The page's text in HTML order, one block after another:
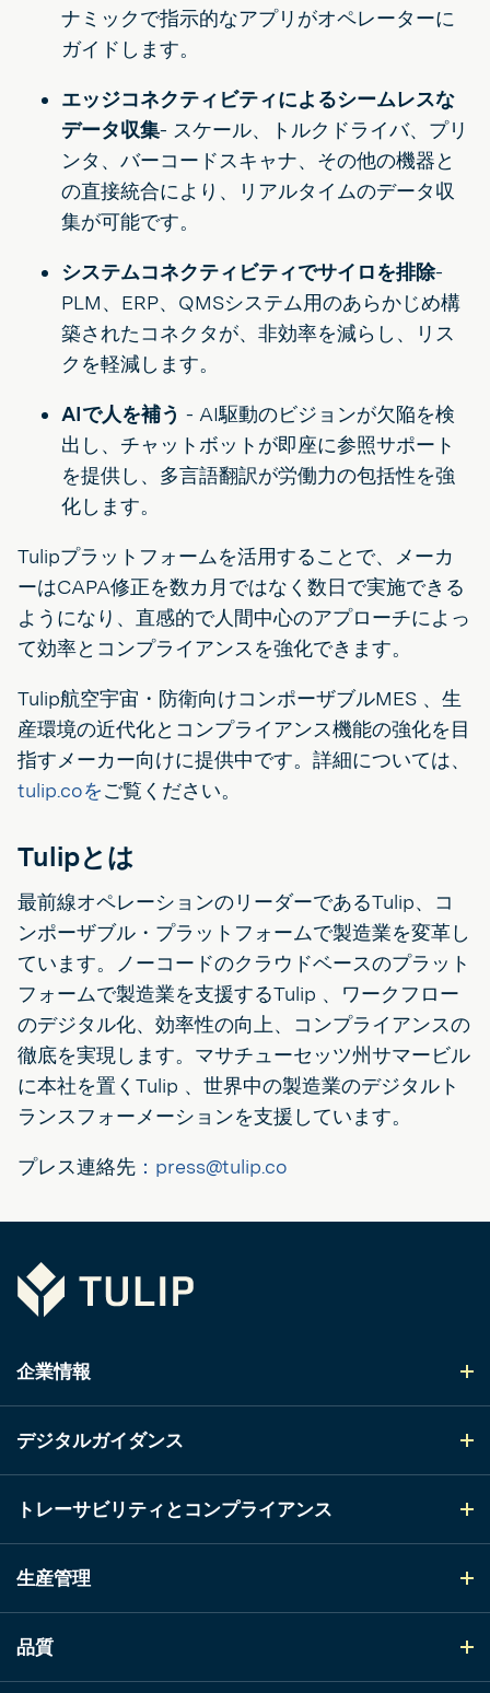
ナミックで指示的なアプリがオペレーターに
ガイドします。
エッジコネクティビティによるシームレスな
データ収集- スケール、トルクドライバ、プリ
ンタ、バーコードスキャナ、その他の機器と
の直接統合により、リアルタイムのデータ収
集が可能です。
システムコネクティビティでサイロを排除-
PLM、ERP、QMSシステム用のあらかじめ構
築されたコネクタが、非効率を減らし、リス
クを軽減します。
AIで人を補う - AI駆動のビジョンが欠陥を検
出し、チャットボットが即座に参照サポート
を提供し、多言語翻訳が労働力の包括性を強
化します。
Tulipプラットフォームを活用することで、メーカ
ーはCAPA修正を数カ月ではなく数日で実施できる
ようになり、直感的で人間中心のアプローチによっ
て効率とコンプライアンスを強化できます。
Tulip航空宇宙・防衛向けコンポーザブルMES 、生
産環境の近代化とコンプライアンス機能の強化を目
指すメーカー向けに提供中です。詳細については、
tulip.coをご覧ください。
Tulipとは
最前線オペレーションのリーダーであるTulip、コ
ンポーザブル・プラットフォームで製造業を変革し
ています。ノーコードのクラウドベースのプラット
フォームで製造業を支援するTulip 、ワークフロー
のデジタル化、効率性の向上、コンプライアンスの
徹底を実現します。マサチューセッツ州サマービル
に本社を置くTulip 、世界中の製造業のデジタルト
ランスフォーメーションを支援しています。
プレス連絡先 ：press@tulip.co
Tulip
企業情報
デジタルガイダンス
トレーサビリティとコンプライアンス
生産管理
品質